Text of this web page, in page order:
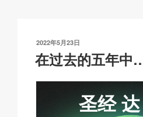
n
k o
k
p
发
布
于
2022年5月23日
在过去的五年
圣经达